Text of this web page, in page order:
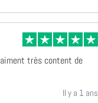
très content de
Il y a 1 ans